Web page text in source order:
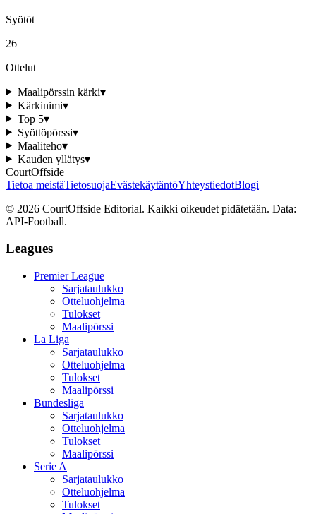
Syötöt
26
Ottelut
Maalipörssin kärki▾
Kärkinimi▾
Top 5▾
Syöttöpörssi▾
Maaliteho▾
Kauden yllätys▾
CourtOffside
Tietoa meistäTietosuojaEvästekäytäntöYhteystiedotBlogi
© 2026 CourtOffside Editorial. Kaikki oikeudet pidätetään. Data:
API-Football.
Leagues
Premier League
Sarjataulukko
Otteluohjelma
Tulokset
Maalipörssi
La Liga
Sarjataulukko
Otteluohjelma
Tulokset
Maalipörssi
Bundesliga
Sarjataulukko
Otteluohjelma
Tulokset
Maalipörssi
Serie A
Sarjataulukko
Otteluohjelma
Tulokset